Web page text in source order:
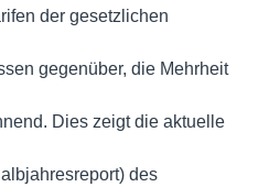
der gesetzlichen
gegenüber, die Mehrheit
Dies zeigt die aktuelle
des